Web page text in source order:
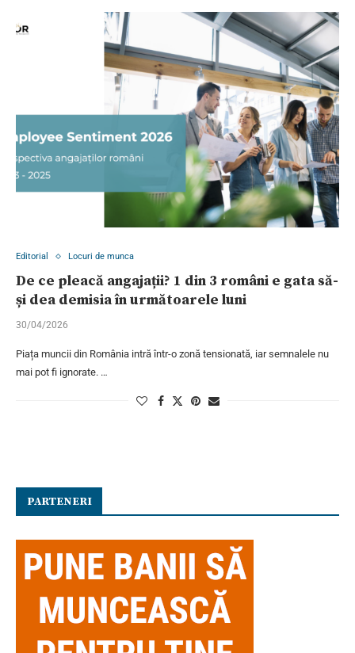
Editorial Locuri de munca
De ce pleacă angajații? 1 din 3 români e gata să-
și dea demisia în următoarele luni
30/04/2026
Piața muncii din România intră într-o zonă tensionată, iar semnalele nu
mai pot fi ignorate. …
PARTENERI